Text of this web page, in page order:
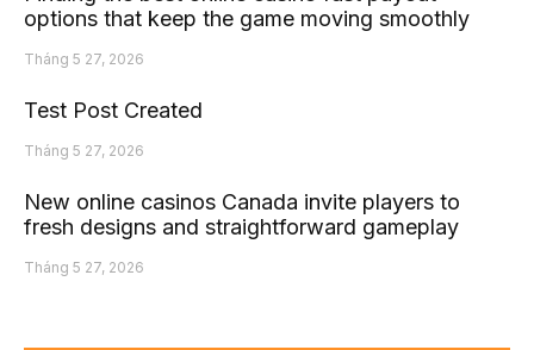
options that keep the game moving smoothly
Tháng 5 27, 2026
Test Post Created
Tháng 5 27, 2026
New online casinos Canada invite players to
fresh designs and straightforward gameplay
Tháng 5 27, 2026